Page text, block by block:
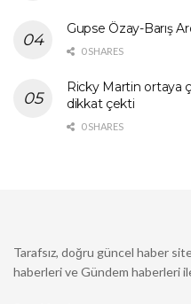
Gupse Özay-Barış
0 SHARES
Ricky Martin ortaya
dikkat çekti
0 SHARES
Tarafsız, doğru güncel haber
haberleri ve Gündem haberleri